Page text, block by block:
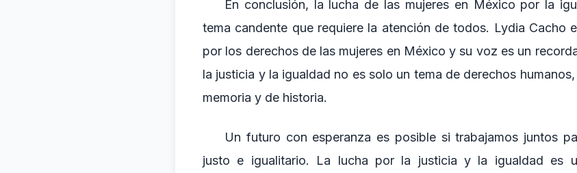
En conclusión, la lucha de las mujeres en México por la
tema candente que requiere la atención de todos. Lydia Cacho
por los derechos de las mujeres en México y su voz es un
la justicia y la igualdad no es solo un tema de derechos
memoria y de historia.
Un futuro con esperanza es posible si trabajamos juntos
justo e igualitario. La lucha por la justicia y la igualdad es